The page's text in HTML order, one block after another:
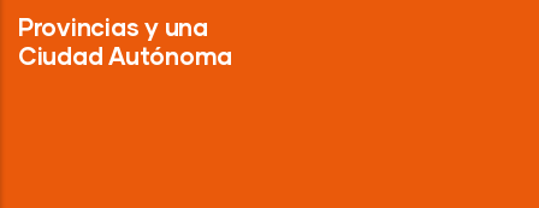
Provincias y una
Ciudad Autónoma